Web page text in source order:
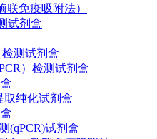
免疫吸附法）
试剂盒
测试剂盒
）检测试剂盒
纯化试剂盒
(qPCR)试剂盒